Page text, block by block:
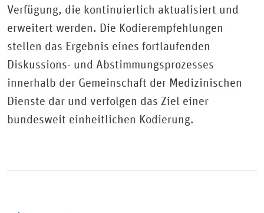
Verfügung, die kontinuierlich aktualisiert und
erweitert werden. Die Kodierempfehlungen
stellen das Ergebnis eines fortlaufenden
Diskussions- und Abstimmungsprozesses
innerhalb der Gemeinschaft der Medizinischen
Dienste dar und verfolgen das Ziel einer
bundesweit einheitlichen Kodierung.